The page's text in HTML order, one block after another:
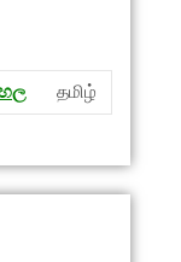
ල தமிழ்